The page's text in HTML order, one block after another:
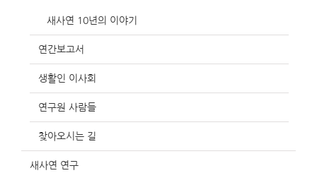
새사연 10년의 이야기
연간보고서
생활인 이사회
연구원 사람들
찾아오시는 길
새사연 연구